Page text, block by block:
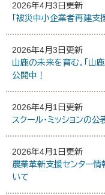
2026年4月3日更新
「被災中小企業者再建支
2026年4月3日更新
山鹿の未来を育む。「山
公開中！
2026年4月1日更新
スクール・ミッションの
2026年4月1日更新
農業革新支援センター情
いて